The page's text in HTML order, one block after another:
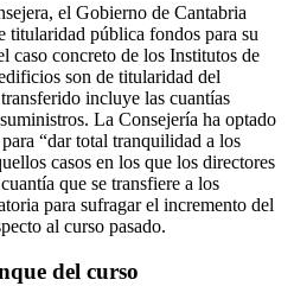
el Gobierno de Cantabria
titularidad pública fondos para su
caso concreto de los Institutos de
son de titularidad del
incluye las cuantías
La Consejería ha optado
“dar total tranquilidad a los
casos en los que los directores
que se transfiere a los
para sufragar el incremento del
al curso pasado.
del curso